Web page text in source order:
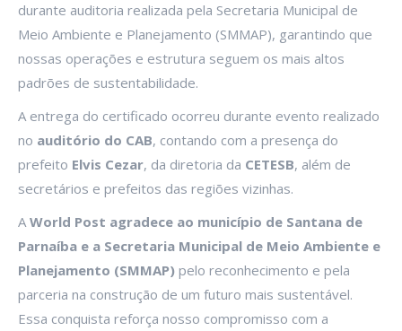
durante auditoria realizada pela Secretaria Municipal de
Meio Ambiente e Planejamento (SMMAP), garantindo que
nossas operações e estrutura seguem os mais altos
padrões de sustentabilidade.
A entrega do certificado ocorreu durante evento realizado
no auditório do CAB, contando com a presença do
prefeito Elvis Cezar, da diretoria da CETESB, além de
secretários e prefeitos das regiões vizinhas.
AWorld Post agradece ao município de Santana de
Parnaíba e a Secretaria Municipal de Meio Ambiente e
Planejamento (SMMAP) pelo reconhecimento e pela
parceria na construção de um futuro mais sustentável.
Essa conquista reforça nosso compromisso com a